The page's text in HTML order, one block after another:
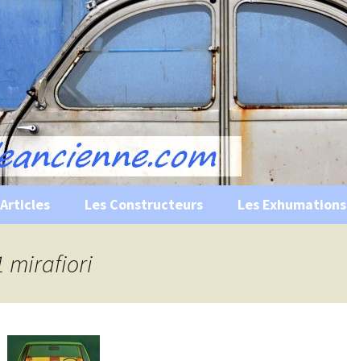
Ancienne
historiques …
Les Constructeurs Les Exhumations
mirafiori